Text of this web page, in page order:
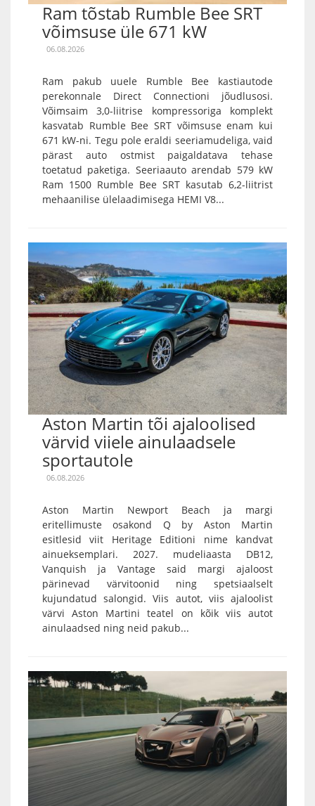
Ram tõstab Rumble Bee SRT
võimsuse üle 671 kW
06.08.2026
Ram pakub uuele Rumble Bee kastiautode
perekonnale Direct Connectioni jõudlusosi.
Võimsaim 3,0-liitrise kompressoriga komplekt
kasvatab Rumble Bee SRT võimsuse enam kui
671 kW-ni. Tegu pole eraldi seeriamudeliga, vaid
pärast auto ostmist paigaldatava tehase
toetatud paketiga. Seeriaauto arendab 579 kW
Ram 1500 Rumble Bee SRT kasutab 6,2-liitrist
mehaanilise ülelaadimisega HEMI V8...
Aston Martin tõi ajaloolised
värvid viiele ainulaadsele
sportautole
06.08.2026
Aston Martin Newport Beach ja margi
eritellimuste osakond Q by Aston Martin
esitlesid viit Heritage Editioni nime kandvat
ainueksemplari. 2027. mudeliaasta DB12,
Vanquish ja Vantage said margi ajaloost
pärinevad värvitoonid ning spetsiaalselt
kujundatud salongid. Viis autot, viis ajaloolist
värvi Aston Martini teatel on kõik viis autot
ainulaadsed ning neid pakub...